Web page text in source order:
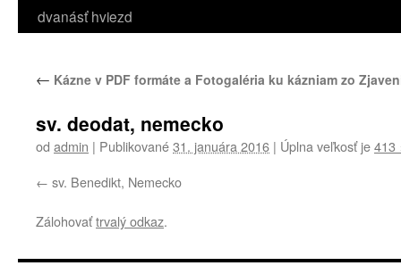
dvanásť hviezd
← Kázne v PDF formáte a Fotogaléria ku kázniam zo
sv. deodat, nemecko
od admin | Publikované31. januára 2016 | Úplna veľkosť je413
sv. Benedikt, Nemecko
Zálohovaťtrvalý odkaz.